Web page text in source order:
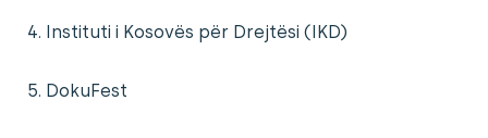
4. Instituti i Kosovës për Drejtësi (IKD)
5. DokuFest